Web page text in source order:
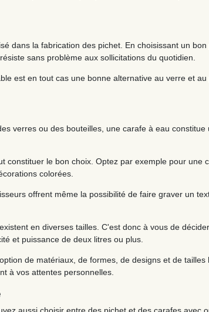
dans la fabrication des pichet. En choisissant un
sans problème aux sollicitations du quotidien.
est en tout cas une bonne alternative au verre et
verres ou des bouteilles, une carafe à eau
constituer le bon choix. Optez par exemple pour
colorées.
offrent même la possibilité de faire graver un
en diverses tailles. C'est donc à vous de
et puissance de deux litres ou plus.
de matériaux, de formes, de designs et de
à vos attentes personnelles.